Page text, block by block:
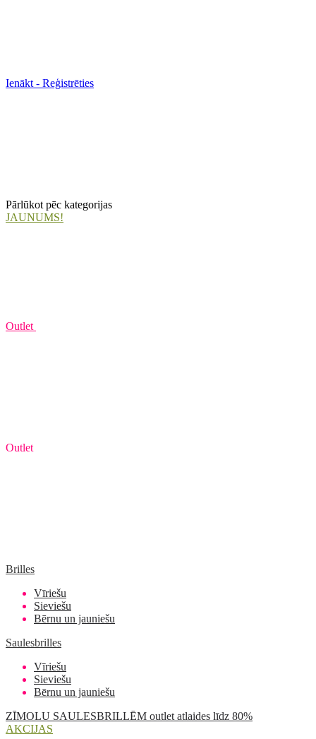
Ienākt - Reģistrēties
Pārlūkot pēc kategorijas
JAUNUMS!
Outlet
Outlet
Brilles
Vīriešu
Sieviešu
Bērnu un jauniešu
Saulesbrilles
Vīriešu
Sieviešu
Bērnu un jauniešu
ZĪMOLU SAULESBRILLĒM outlet atlaides līdz 80%
AKCIJAS